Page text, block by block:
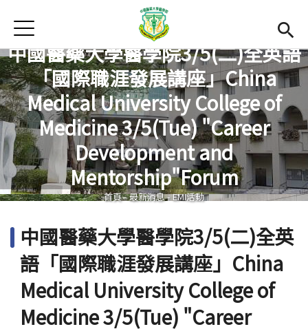
最新消息
Open submenu (關於本院)
關於本院
Open submenu (學院成員)
學院成員
學術單位
Open submenu (國際交流)
國際交流
雙語計畫(link is external)
En
Jump to Navigation
Jump to Main content
中國醫藥大學醫學院3/5(二)全英語
「國際職涯發展講座」China
Medical University College of
Medicine 3/5(Tue) "Career
Development and
Mentorship"Forum
您在這裡
首頁-最新消息-EMI活動
中國醫藥大學醫學院3/5(二)全英
語「國際職涯發展講座」China
Medical University College of
Medicine 3/5(Tue) "Career